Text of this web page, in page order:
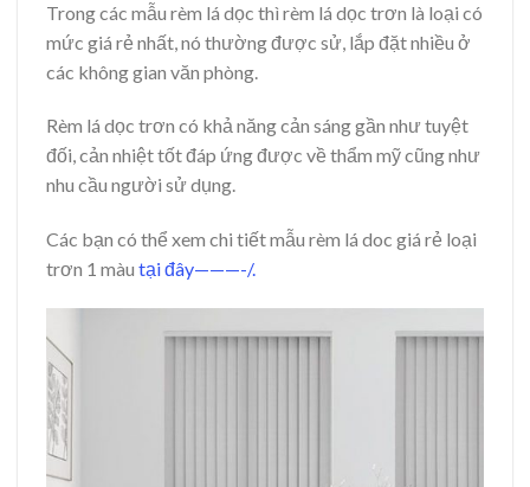
Trong các mẫu rèm lá dọc thì rèm lá dọc trơn là loại có
mức giá rẻ nhất, nó thường được sử, lắp đặt nhiều ở
các không gian văn phòng.
Rèm lá dọc trơn có khả năng cản sáng gần như tuyệt
đối, cản nhiệt tốt đáp ứng được về thẩm mỹ cũng như
nhu cầu người sử dụng.
Các bạn có thể xem chi tiết mẫu rèm lá doc giá rẻ loại
trơn 1 màu tại đây———-/.